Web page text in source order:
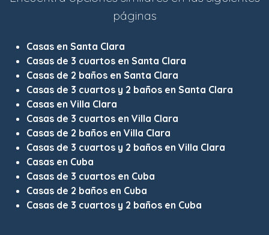
páginas
Casas en Santa Clara
Casas de 3 cuartos en Santa Clara
Casas de 2 baños en Santa Clara
Casas de 3 cuartos y 2 baños en Santa Clara
Casas en Villa Clara
Casas de 3 cuartos en Villa Clara
Casas de 2 baños en Villa Clara
Casas de 3 cuartos y 2 baños en Villa Clara
Casas en Cuba
Casas de 3 cuartos en Cuba
Casas de 2 baños en Cuba
Casas de 3 cuartos y 2 baños en Cuba